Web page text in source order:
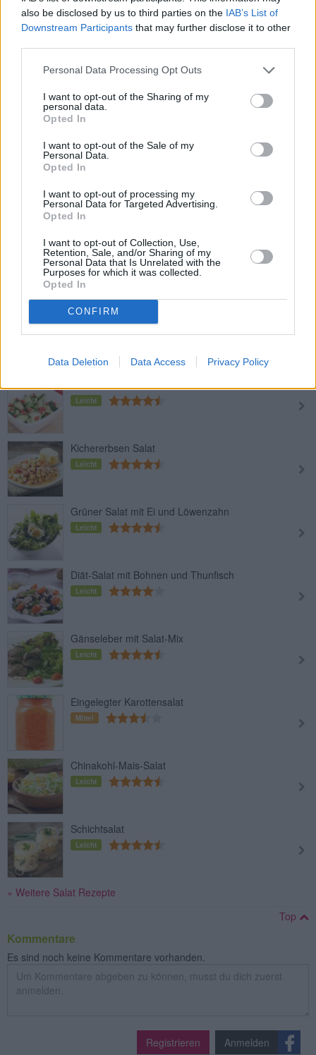
also be disclosed by us to third parties on the IAB’s List of
Downstream Participants that may further disclose it to other
Personal Data Processing Opt Outs
I want to opt-out of the Sharing of my
personal data.
Opted In
I want to opt-out of the Sale of my
Personal Data.
Opted In
I want to opt-out of processing my
Personal Data for Targeted Advertising.
Opted In
I want to opt-out of Collection, Use,
Retention, Sale, and/or Sharing of my
Personal Data that Is Unrelated with the
Purposes for which it was collected.
Opted In
CONFIRM
Data Deletion Data Access Privacy Policy
Rote-Rüben-Salat
Mayonnaisesalat
Leicht
Endiviensalat mit Kartoffeln
Leicht
Eiersalat
Leicht
Schwarzer Rettich-Salat
Leicht
Gurkensalat mit Chili
Leicht
Kichererbsen Salat
Leicht
Grüner Salat mit Ei und Löwenzahn
Leicht
Diät-Salat mit Bohnen und Thunfisch
Leicht
Gänseleber mit Salat-Mix
Leicht
Eingelegter Karottensalat
Mittel
Chinakohl-Mais-Salat
Leicht
Schichtsalat
Leicht
» Weitere Salat Rezepte
Top
Kommentare
Es sind noch keine Kommentare vorhanden.
Registrieren Anmelden